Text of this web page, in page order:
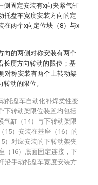
侧固定安装有x向夹紧气缸
托盘车宽度安装方向的定
在两个x向定位块（8）与x
向的两侧对称安装有两个
长度方向转动的限位；基
对称安装有两个上转动架
动的限位。
托盘车自动化补焊柔性变
下转动架限位装置均包括
气缸（14）与下转动架限
15）安装在基座（16）的
）对应安装的下转动架夹
（16）底面固定连接，下
沿手动托盘车宽度安装方